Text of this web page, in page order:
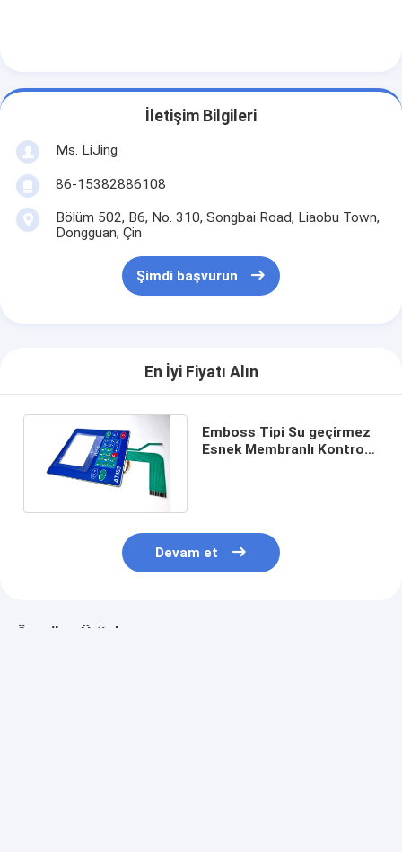
İletişim Bilgileri
Ms. LiJing
86-15382886108
Bölüm 502, B6, No. 310, Songbai Road, Liaobu Town,
Dongguan, Çin
Şimdi başvurun
En İyi Fiyatı Alın
Emboss Tipi Su geçirmez
Esnek Membranlı Kontrol
Devam et
Önerilen Ürünler